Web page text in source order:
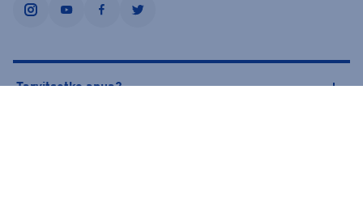
instagramyoutubefacebooktwitter
Tarvitsetko apua?